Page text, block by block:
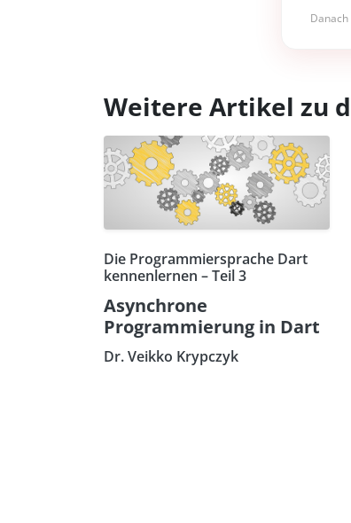
Weitere Artikel zu
Die Programmiersprache Dart
kennenlernen – Teil 3
Asynchrone
Programmierung in Dart
Dr. Veikko Krypczyk